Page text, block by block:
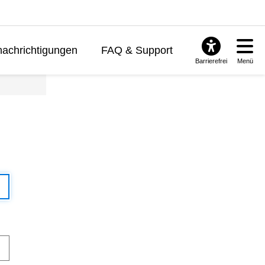
FAQ & Support
Barrierefrei Menü